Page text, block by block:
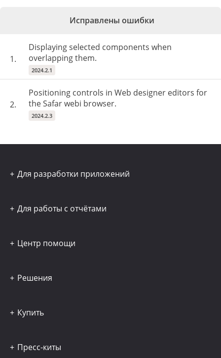
Исправлены ошибки
1.
Displaying selected components when
overlapping them.
2024.2.1
2.
Positioning controls in Web designer editors for
the Safar webi browser.
2024.2.3
Для разработки приложений
Для работы с отчётами
Центр помощи
Решения
Купить
Пресс-киты